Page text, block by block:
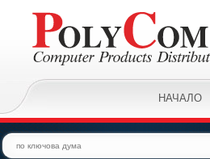
НАЧАЛО